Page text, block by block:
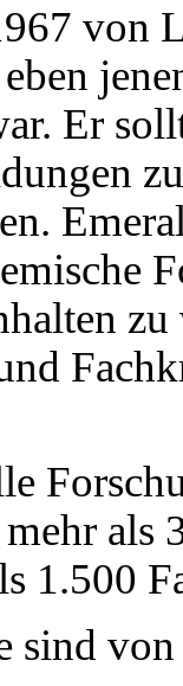
von
Er
als
1.500
sind